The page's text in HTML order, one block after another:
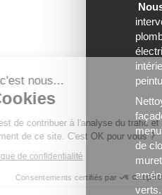
de
Bonjour c'est nous...
Les Cookies
Notre rôle est de contribuer à
fonctionnement de ce site.
Lire la politique de confidentialité
Consentements